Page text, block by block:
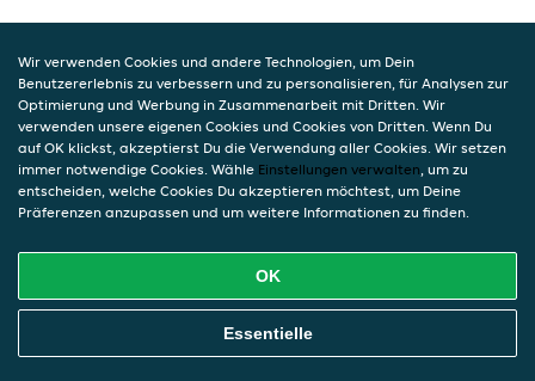
Wir verwenden Cookies und andere Technologien, um Dein
Benutzererlebnis zu verbessern und zu personalisieren, für Analysen zur
Optimierung und Werbung in Zusammenarbeit mit Dritten. Wir
verwenden unsere eigenen Cookies und Cookies von Dritten. Wenn Du
auf OK klickst, akzeptierst Du die Verwendung aller Cookies. Wir setzen
immer notwendige Cookies. Wähle Einstellungen verwalten, um zu
entscheiden, welche Cookies Du akzeptieren möchtest, um Deine
Präferenzen anzupassen und um weitere Informationen zu finden.
OK
Essentielle